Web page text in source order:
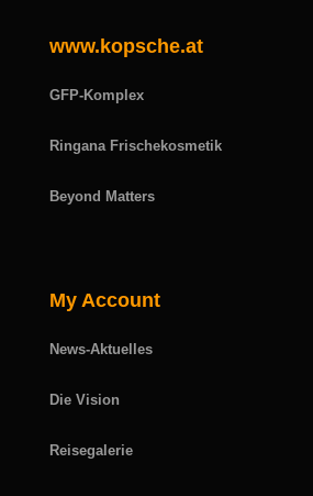
www.kopsche.at
GFP-Komplex
Ringana Frischekosmetik
Beyond Matters
My Account
News-Aktuelles
Die Vision
Reisegalerie